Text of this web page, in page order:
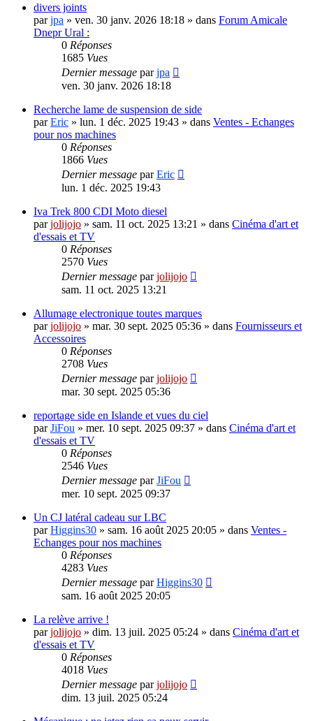
divers joints
parjpa » ven. 30 janv. 2026 18:18 » dans Forum Amicale
Dnepr Ural :
0 Réponses
1685 Vues
Dernier message parjpa
ven. 30 janv. 2026 18:18
Recherche lame de suspension de side
parEric » lun. 1 déc. 2025 19:43 » dans Ventes - Echanges
pour nos machines
0 Réponses
1866 Vues
Dernier message parEric
lun. 1 déc. 2025 19:43
Iva Trek 800 CDI Moto diesel
parjolijojo » sam. 11 oct. 2025 13:21 » dans Cinéma d'art et
d'essais et TV
0 Réponses
2570 Vues
Dernier message parjolijojo
sam. 11 oct. 2025 13:21
Allumage electronique toutes marques
parjolijojo » mar. 30 sept. 2025 05:36 » dans Fournisseurs et
Accessoires
0 Réponses
2708 Vues
Dernier message parjolijojo
mar. 30 sept. 2025 05:36
reportage side en Islande et vues du ciel
parJiFou » mer. 10 sept. 2025 09:37 » dans Cinéma d'art et
d'essais et TV
0 Réponses
2546 Vues
Dernier message parJiFou
mer. 10 sept. 2025 09:37
Un CJ latéral cadeau sur LBC
parHiggins30 » sam. 16 août 2025 20:05 » dans Ventes -
Echanges pour nos machines
0 Réponses
4283 Vues
Dernier message parHiggins30
sam. 16 août 2025 20:05
La relève arrive !
parjolijojo » dim. 13 juil. 2025 05:24 » dans Cinéma d'art et
d'essais et TV
0 Réponses
4018 Vues
Dernier message parjolijojo
dim. 13 juil. 2025 05:24